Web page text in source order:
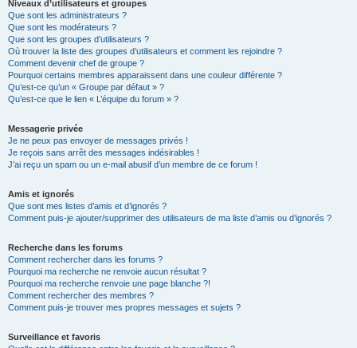
Niveaux d’utilisateurs et groupes
Que sont les administrateurs ?
Que sont les modérateurs ?
Que sont les groupes d’utilisateurs ?
Où trouver la liste des groupes d’utilisateurs et comment les rejoindre ?
Comment devenir chef de groupe ?
Pourquoi certains membres apparaissent dans une couleur différente ?
Qu’est-ce qu’un « Groupe par défaut » ?
Qu’est-ce que le lien « L’équipe du forum » ?
Messagerie privée
Je ne peux pas envoyer de messages privés !
Je reçois sans arrêt des messages indésirables !
J’ai reçu un spam ou un e-mail abusif d’un membre de ce forum !
Amis et ignorés
Que sont mes listes d’amis et d’ignorés ?
Comment puis-je ajouter/supprimer des utilisateurs de ma liste d’amis ou d’ignorés ?
Recherche dans les forums
Comment rechercher dans les forums ?
Pourquoi ma recherche ne renvoie aucun résultat ?
Pourquoi ma recherche renvoie une page blanche ?!
Comment rechercher des membres ?
Comment puis-je trouver mes propres messages et sujets ?
Surveillance et favoris